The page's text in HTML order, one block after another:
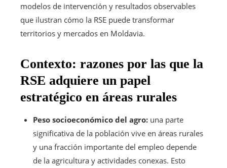
modelos de intervención y resultados observables
que ilustran cómo la RSE puede transformar
territorios y mercados en Moldavia.
Contexto: razones por las que la
RSE adquiere un papel
estratégico en áreas rurales
Peso socioeconómico del agro: una parte
significativa de la población vive en áreas rurales
y una fracción importante del empleo depende
de la agricultura y actividades conexas. Esto